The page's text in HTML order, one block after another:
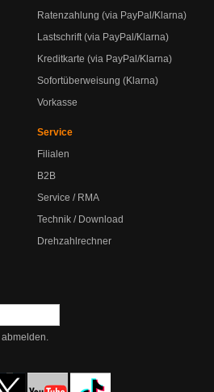
Ratenzahlung (via PayPal/Klarna)
Lastschrift (via PayPal/Klarna)
Kreditkarte (via PayPal/Klarna)
Sofortüberweisung (Klarna)
Vorkasse
Service
Filialen
B2B
Service / RMA
Technik / Download
Drehzahlrechner